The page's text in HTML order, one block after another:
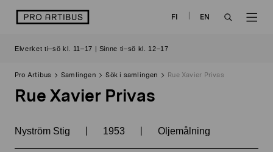
logo FI
EN
Elverket ti–sö kl. 11–17 | Sinne ti–sö kl. 12–17
Pro Artibus Samlingen Sök i samlingen Rue Xavier Privas
Rue Xavier Privas
Nyström Stig | 1953 | Oljemålning